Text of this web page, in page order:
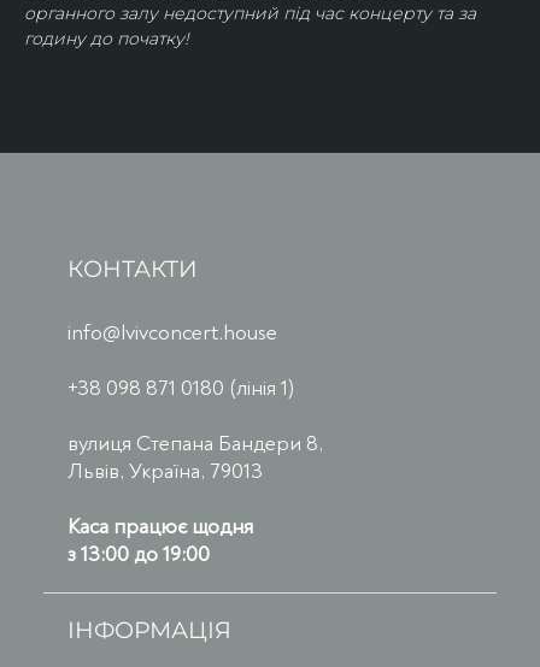
органного залу недоступний під час концерту та за
годину до початку!
КОНТАКТИ
info@lvivconcert.house
+38 098 871 0180 (лінія 1)
вулиця Степана Бандери 8,
Львів, Україна, 79013
Каса працює щодня
з 13:00 до 19:00
ІНФОРМАЦІЯ